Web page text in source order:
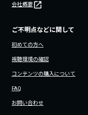
会社概要
ご不明点などに関して
初めての方へ
視聴環境の確認
コンテンツの購入について
FAQ
お問い合わせ